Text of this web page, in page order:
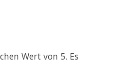
Wert von 5. Es